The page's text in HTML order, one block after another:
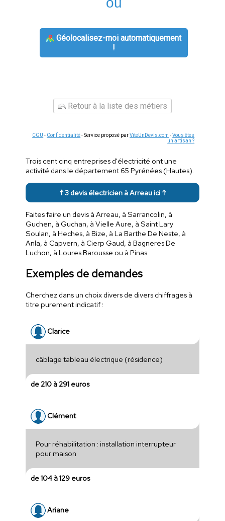
Géolocalisez-moi automatiquement
!
Retour à la liste des métiers
CGU - Confidentialité- Service proposé parViteUnDevis.com -Vous êtes
un artisan ?
Trois cent cinq entreprises d'électricité ont une
activité dans le département 65 Pyrénées (Hautes).
↑ 3 devis électricien à Arreau ici ↑
Faites faire un devis à Arreau, à Sarrancolin, à
Guchen, à Guchan, à Vielle Aure, à Saint Lary
Soulan, à Heches, à Bize, à La Barthe De Neste, à
Anla, à Capvern, à Cierp Gaud, à Bagneres De
Luchon, à Loures Barousse ou à Pinas.
Exemples de demandes
Cherchez dans un choix divers de divers chiffrages à
titre purement indicatif :
Clarice
câblage tableau électrique (résidence)
de 210 à 291 euros
Clément
Pour réhabilitation : installation interrupteur
pour maison
de 104 à 129 euros
Ariane